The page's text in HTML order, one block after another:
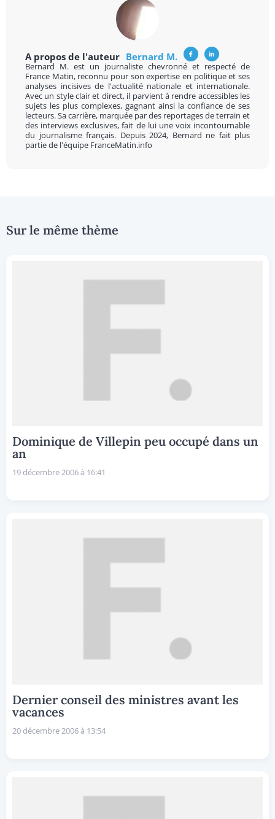
A propos de l'auteur Bernard M.
Bernard M. est un journaliste chevronné et respecté de
France Matin, reconnu pour son expertise en politique et ses
analyses incisives de l'actualité nationale et internationale.
Avec un style clair et direct, il parvient à rendre accessibles les
sujets les plus complexes, gagnant ainsi la confiance de ses
lecteurs. Sa carrière, marquée par des reportages de terrain et
des interviews exclusives, fait de lui une voix incontournable
du journalisme français. Depuis 2024, Bernard ne fait plus
partie de l'équipe FranceMatin.info
Sur le même thème
Dominique de Villepin peu occupé dans un
an
19 décembre 2006 à 16:41
Dernier conseil des ministres avant les
vacances
20 décembre 2006 à 13:54